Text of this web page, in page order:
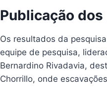
Publicação
Os resultados da
equipe de pesquisa,
Bernardino Rivadavia,
Chorrillo, onde